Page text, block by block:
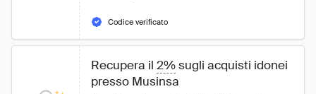
Codice verificato
Recupera il 2% sugli acquisti idonei
presso Musinsa